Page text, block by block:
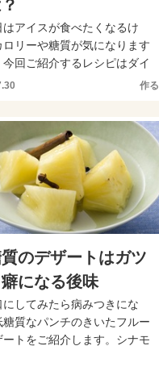
はアイスが食べたくなるけ
ロリーや糖質が気になります
今回ご紹介するレシピはダイ
味料を使い血糖値の...
作る
のデザートはガツ
になる後味
にしてみたら病みつきにな
糖質なパンチのきいたフルー
ートをご紹介します。シナモ